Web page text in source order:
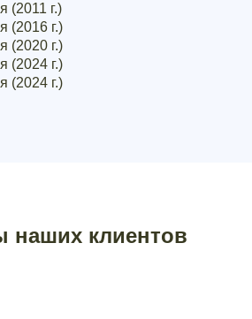
(2011 г.)
(2016 г.)
(2020 г.)
(2024 г.)
(2024 г.)
наших клиентов